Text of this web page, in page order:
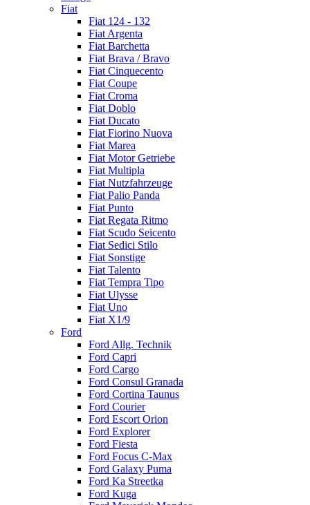
Fiat
Fiat 124 - 132
Fiat Argenta
Fiat Barchetta
Fiat Brava / Bravo
Fiat Cinquecento
Fiat Coupe
Fiat Croma
Fiat Doblo
Fiat Ducato
Fiat Fiorino Nuova
Fiat Marea
Fiat Motor Getriebe
Fiat Multipla
Fiat Nutzfahrzeuge
Fiat Palio Panda
Fiat Punto
Fiat Regata Ritmo
Fiat Scudo Seicento
Fiat Sedici Stilo
Fiat Sonstige
Fiat Talento
Fiat Tempra Tipo
Fiat Ulysse
Fiat Uno
Fiat X1/9
Ford
Ford Allg. Technik
Ford Capri
Ford Cargo
Ford Consul Granada
Ford Cortina Taunus
Ford Courier
Ford Escort Orion
Ford Explorer
Ford Fiesta
Ford Focus C-Max
Ford Galaxy Puma
Ford Ka Streetka
Ford Kuga